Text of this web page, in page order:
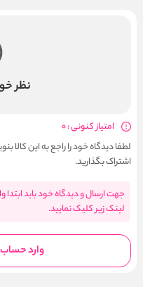
نظر
امتیاز کنونی : 0
لطفا دیدگاه خود را راجع به این کالا
اشتراک بگذارید.
جهت ارسال و دیدگاه خود باید
لینک زیر کلیک نمایید.
وارد